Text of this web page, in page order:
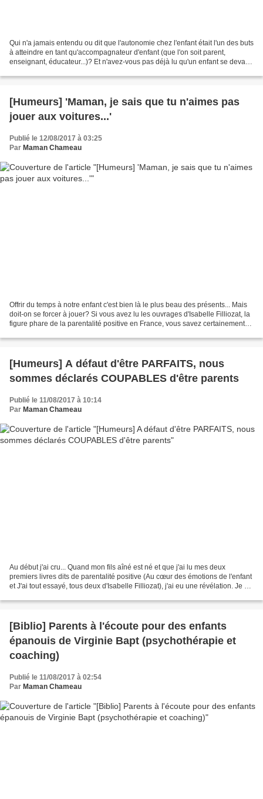
Qui n'a jamais entendu ou dit que l'autonomie chez l'enfant était l'un des buts
à atteindre en tant qu'accompagnateur d'enfant (que l'on soit parent,
enseignant, éducateur...)? Et n'avez-vous pas déjà lu qu'un enfant se devait
[Humeurs] 'Maman, je sais que tu n'aimes pas
jouer aux voitures...'
Publié le 12/08/2017 à 03:25
Par Maman Chameau
Offrir du temps à notre enfant c'est bien là le plus beau des présents... Mais
doit-on se forcer à jouer? Si vous avez lu les ouvrages d'Isabelle Filliozat, la
figure phare de la parentalité positive en France, vous savez certainement
[Humeurs] A défaut d'être PARFAITS, nous
sommes déclarés COUPABLES d'être parents
Publié le 11/08/2017 à 10:14
Par Maman Chameau
Au début j'ai cru... Quand mon fils aîné est né et que j'ai lu mes deux
premiers livres dits de parentalité positive (Au cœur des émotions de l'enfant
et J'ai tout essayé, tous deux d'Isabelle Filliozat), j'ai eu une révélation. Je ne
[Biblio] Parents à l'écoute pour des enfants
épanouis de Virginie Bapt (psychothérapie et
coaching)
Publié le 11/08/2017 à 02:54
Par Maman Chameau